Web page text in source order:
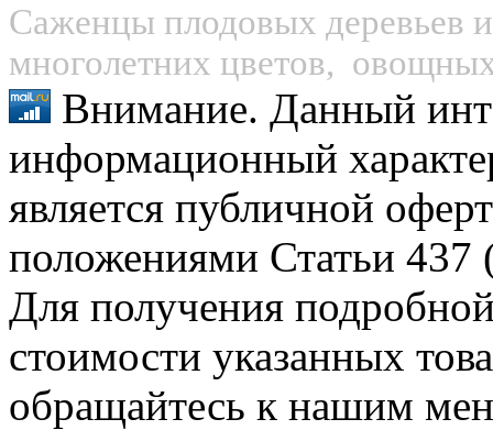
Саженцы плодовых деревьев
многолетних цветов,
Внимание. Данный
информационный
является публичной
положениями Статьи 437
Для получения
стоимости указанных
обращайтесь к нашим